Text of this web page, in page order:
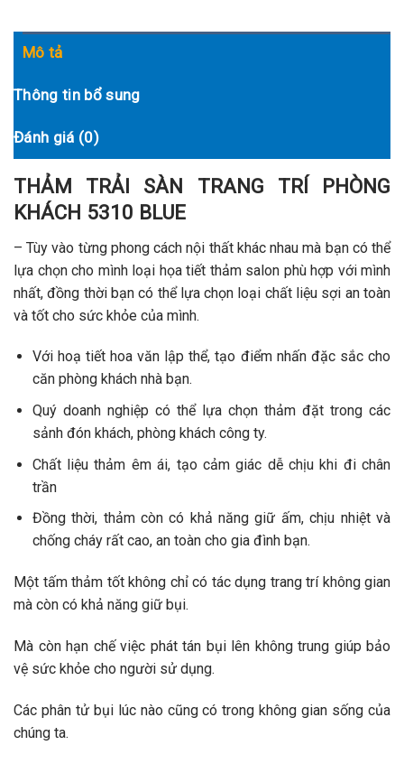
Mô tả
Thông tin bổ sung
Đánh giá (0)
THẢM TRẢI SÀN TRANG TRÍ PHÒNG
KHÁCH 5310 BLUE
– Tùy vào từng phong cách nội thất khác nhau mà bạn có thể
lựa chọn cho mình loại họa tiết thảm salon phù hợp với mình
nhất, đồng thời bạn có thể lựa chọn loại chất liệu sợi an toàn
và tốt cho sức khỏe của mình.
Với hoạ tiết hoa văn lập thể, tạo điểm nhấn đặc sắc cho
căn phòng khách nhà bạn.
Quý doanh nghiệp có thể lựa chọn thảm đặt trong các
sảnh đón khách, phòng khách công ty.
Chất liệu thảm êm ái, tạo cảm giác dễ chịu khi đi chân
trần
Đồng thời, thảm còn có khả năng giữ ấm, chịu nhiệt và
chống cháy rất cao, an toàn cho gia đình bạn.
Một tấm thảm tốt không chỉ có tác dụng trang trí không gian
mà còn có khả năng giữ bụi.
Mà còn hạn chế việc phát tán bụi lên không trung giúp bảo
vệ sức khỏe cho người sử dụng.
Các phân tử bụi lúc nào cũng có trong không gian sống của
chúng ta.